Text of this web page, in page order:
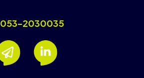
053-2030035